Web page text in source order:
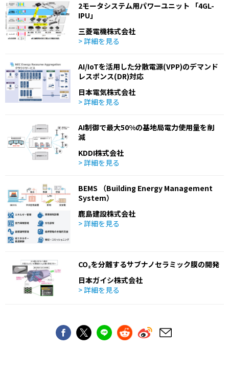
2モータシステム用パワーユニット 「4GL-
IPU」
三菱電機株式会社
> 詳細を見る
AI/IoTを活用した分散電源(VPP)のデマンド
レスポンス(DR)対応
日本電気株式会社
> 詳細を見る
AI制御で最大50%の基地局電力使用量を削
減
KDDI株式会社
> 詳細を見る
BEMS （Building Energy Management
System）
鹿島建設株式会社
> 詳細を見る
CO₂を分離するサブナノセラミック膜の開発
日本ガイシ株式会社
> 詳細を見る